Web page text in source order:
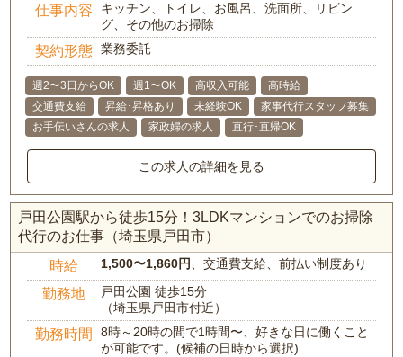
仕事内容
キッチン、トイレ、お風呂、洗面所、リビン
グ、その他のお掃除
契約形態 業務委託
週2〜3日からOK 週1〜OK 高収入可能
高時給
交通費支給
昇給･昇格あり 未経験OK
家事代行スタッフ募集
お手伝いさんの求人
家政婦の求人 直行･直帰OK
この求人の詳細を見る
戸田公園駅から徒歩15分！3LDKマンションでのお掃除
代行のお仕事（埼玉県戸田市）
時給 1,500〜1,860円、交通費支給、前払い制度あり
勤務地
戸田公園 徒歩15分
（埼玉県戸田市付近）
勤務時間
8時～20時の間で1時間〜、好きな日に働くこと
が可能です。(候補の日時から選択)